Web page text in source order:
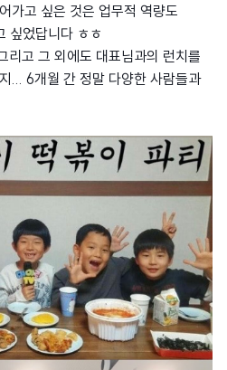
가고 싶은 것은 업무적 역량도
싶었답니다 ㅎㅎ
리고 그 외에도 대표님과의 런치를
... 6개월 간 정말 다양한 사람들과